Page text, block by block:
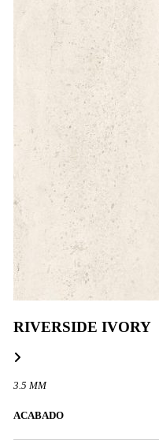
RIVERSIDE IVORY
3.5 MM
ACABADO